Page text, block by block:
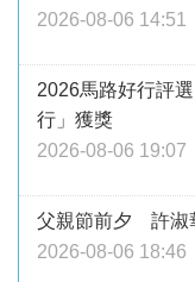
2026-08-06 14:51
2026馬路好行評
行」獲獎
2026-08-06 19:07
父親節前夕 許淑
2026-08-06 18:46